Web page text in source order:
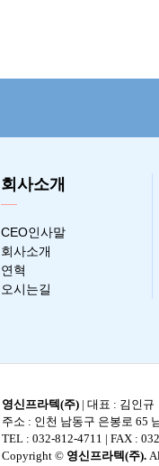
회사소개
CEO인사말
회사소개
연혁
오시는길
영신프라텍(주) | 대표 : 김인규
주소 : 인천 남동구 은봉로 65
TEL : 032-812-4711 | FAX :
Copyright © 영신프라텍(주).